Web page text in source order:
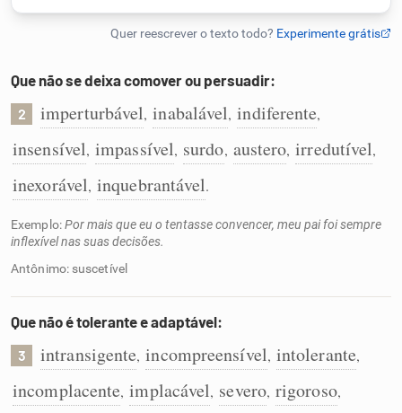
Caça-palavras
Dicionário
Sinônimos
Que não se deixa comover ou persuadir:
2 imperturbável, inabalável, indiferente,
insensível, impassível, surdo, austero, irredutível,
inexorável, inquebrantável.
Exemplo:Por mais que eu o tentasse convencer, meu pai foi sempre
inflexível nas suas decisões.
Antônimo: suscetível
Que não é tolerante e adaptável:
3 intransigente, incompreensível, intolerante,
incomplacente, implacável, severo, rigoroso,